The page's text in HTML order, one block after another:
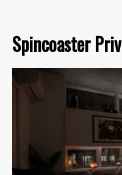
Spincoaster